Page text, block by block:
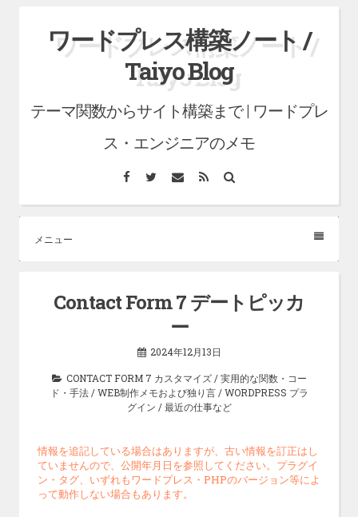
ッ
ワードプレス構築ノート /
Taiyo Blog
テーマ関数からサイト構築まで | ワードプレ
ス・エンジニアのメモ
Facebook
Twitterメ
RSS
メニュー
Contact Form 7 デートピッカ
ー
2024年12月13日
CONTACT FORM 7 カスタマイズ/実用的な関数・コー
ド・手法/WEB制作メモおよび独り言/WORDPRESS プラ
グイン /最近の仕事など
情報を追記している場合はありますが、古い情報を訂正はし
ていませんので、公開年月日を参照してください。プラグイ
ン・タグ、いずれもワードプレス・PHPのバージョン等によ
って動作しない場合もあります。